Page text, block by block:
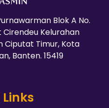
Blok A No.
Cirendeu Kelurahan
Ciputat Timur, Kota
Banten. 15419